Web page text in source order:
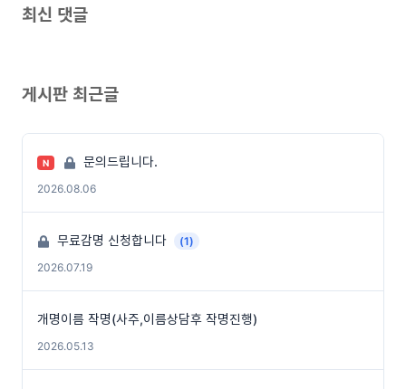
최신 댓글
게시판 최근글
N 문의드립니다.
2026.08.06
무료감명 신청합니다
(1)
2026.07.19
개명이름 작명(사주,이름상담후 작명진행)
2026.05.13